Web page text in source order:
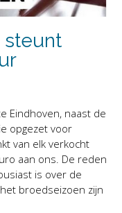
steunt
Eindhoven, naast de
opgezet voor
van elk verkocht
aan ons. De reden
is over de
broedseizoen zijn